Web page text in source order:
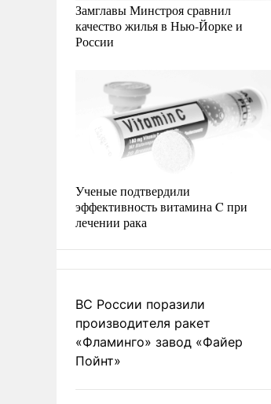
Замглавы Минстроя сравнил
качество жилья в Нью-Йорке и
России
Ученые подтвердили
эффективность витамина C при
лечении рака
ВС России поразили
производителя ракет
«Фламинго» завод «Файер
Пойнт»